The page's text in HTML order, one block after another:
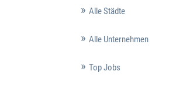
Alle Städte
Alle Unternehmen
Top Jobs